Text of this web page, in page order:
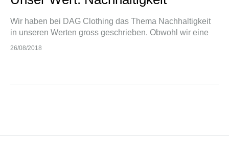
Wir haben bei DAG Clothing das Thema Nachhaltigkeit
in unseren Werten gross geschrieben. Obwohl wir eine
Fashion Marke darstellen, möchten wir der Bedeutung
26/08/2018